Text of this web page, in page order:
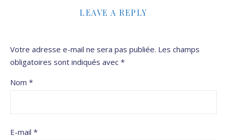
LEAVE A REPLY
Votre adresse e-mail ne sera pas publiée. Les champs
obligatoires sont indiqués avec *
Nom *
E-mail *